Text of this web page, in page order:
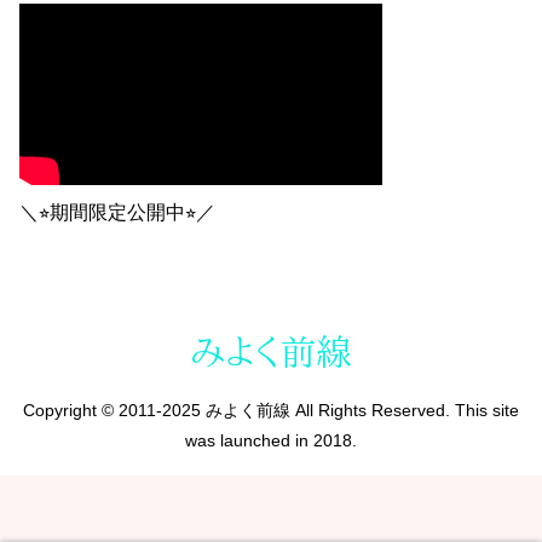
＼⭐︎期間限定公開中⭐︎／
Copyright © 2011-2025 みよく前線 All Rights Reserved. This site
was launched in 2018.